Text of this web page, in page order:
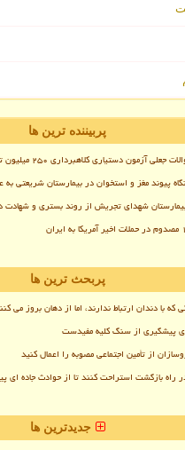
پربیننده ترین ها
دستیاری کلاهبرداری ۲۵۰ میلیون تومانی از داوطلبان
پیوند مغز و استخوان در بیمارستان شریعتی به
شهدای تجریش از روند بستری و شهادت
پربحث ترین ها
که با دندان ارتباط ندارند، اما از دهان بروز می
پیشگیری از سنگ کلیه مفیدست
از تأمین اجتماعی مصوبه را اعمال کنید
راه بازگشت استراحت کنند تا از حوادث جاده
جدیدترین ها